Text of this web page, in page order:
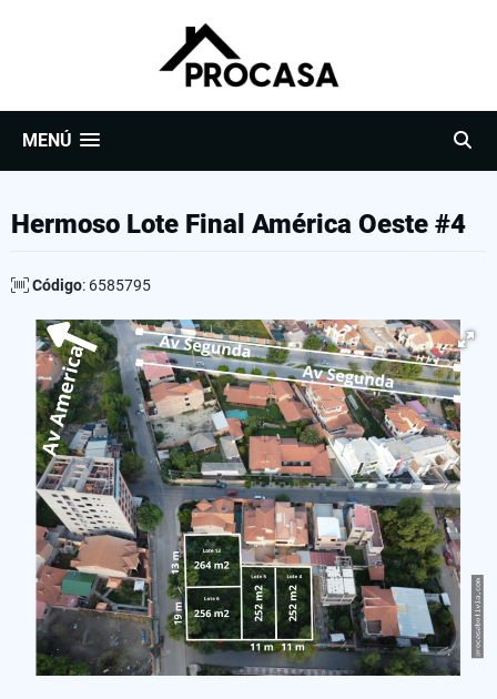
MENÚ
Hermoso Lote Final América Oeste #4
Código: 6585795